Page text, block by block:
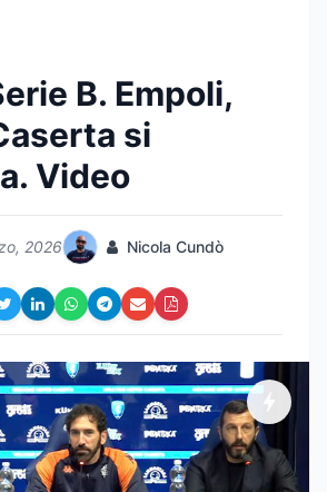
B. Empoli,
si
Video
2026 Nicola Cundò